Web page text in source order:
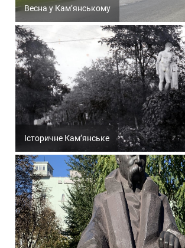
Весна у Кам’янському
Історичне Кам’янське